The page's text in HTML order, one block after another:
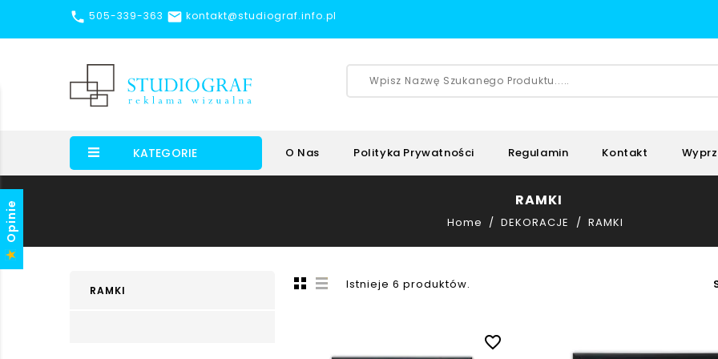
 505-339-363  kontakt@studiograf.info.pl
KATEGORIE O Nas Polityka Prywatności Regulamin Kontakt
RAMKI
Home DEKORACJE RAMKI
RAMKI Istnieje 6 produktów.
favorite_border
Opinie